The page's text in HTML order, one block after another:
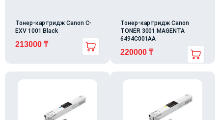
Тонер-картридж Canon C-
EXV 1001 Black
213000 ₸
Тонер-картридж Canon
TONER 3001 MAGENTA
6494C001AA
220000 ₸